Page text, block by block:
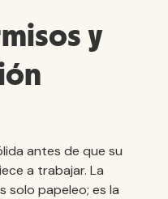
y
antes de que su
a trabajar. La
solo papeleo; es la